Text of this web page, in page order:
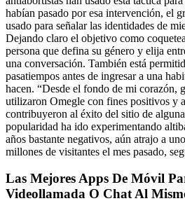
habían pasado por esa intervención, el
usado para señalar las identidades de
Dejando claro el objetivo como
persona que defina su género y elija
una conversación. También está
pasatiempos antes de ingresar a una
hacen. “Desde el fondo de mi corazón,
utilizaron Omegle con fines positivos y
contribuyeron al éxito del sitio de
popularidad ha ido experimentando
años bastante negativos, aún atrajo a
millones de visitantes el mes pasado,
Las Mejores Apps De Móvil
Videollamada O Chat Al